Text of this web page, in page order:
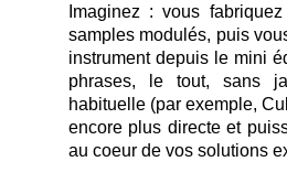
Imaginez : vous
samples modulés, puis
instrument depuis le mini
phrases, le tout, sans
habituelle (par exemple,
encore plus directe et
au coeur de vos solutions